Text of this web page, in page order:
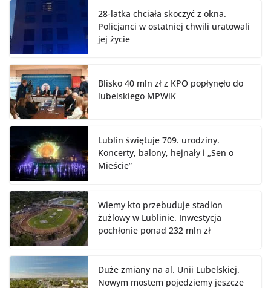
28-latka chciała skoczyć z okna.
Policjanci w ostatniej chwili uratowali
jej życie
Blisko 40 mln zł z KPO popłynęło do
lubelskiego MPWiK
Lublin świętuje 709. urodziny.
Koncerty, balony, hejnały i „Sen o
Mieście”
Wiemy kto przebuduje stadion
żużlowy w Lublinie. Inwestycja
pochłonie ponad 232 mln zł
Duże zmiany na al. Unii Lubelskiej.
Nowym mostem pojedziemy jeszcze